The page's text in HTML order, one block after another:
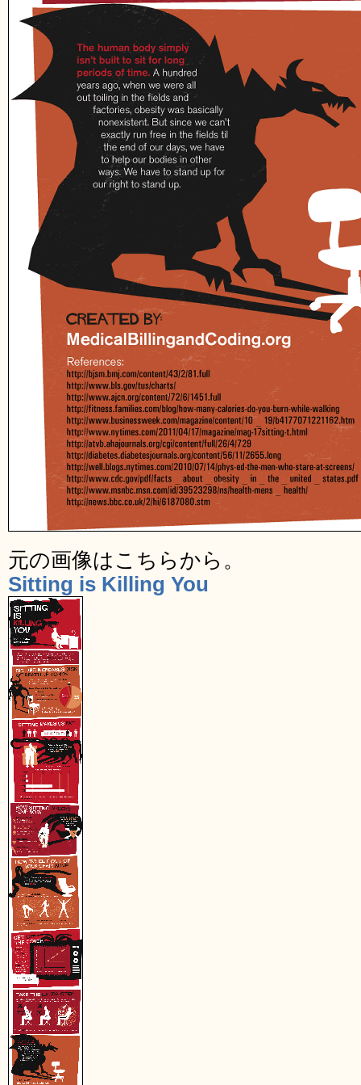
元の画像はこちらから。
Sitting is Killing You